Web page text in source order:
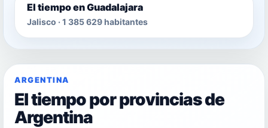
El tiempo en Guadalajara
Jalisco · 1 385 629 habitantes
ARGENTINA
El tiempo por provincias de
Argentina